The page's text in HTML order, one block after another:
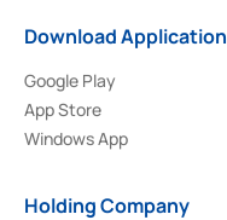
Download Application
Google Play
App Store
Windows App
Holding Company